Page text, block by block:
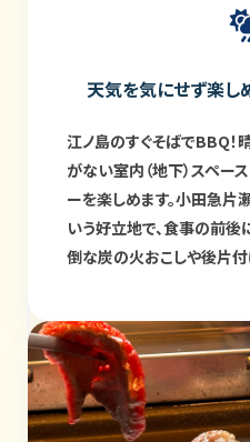
天気を気にせず楽し
江ノ島のすぐそばでBBQ
がない室内（地下）スペー
ーを楽しめます。小田急片
いう好立地で、食事の前
倒な炭の火おこしや後片付